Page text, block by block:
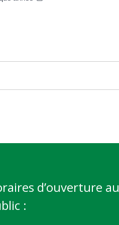
d’ouverture au
: